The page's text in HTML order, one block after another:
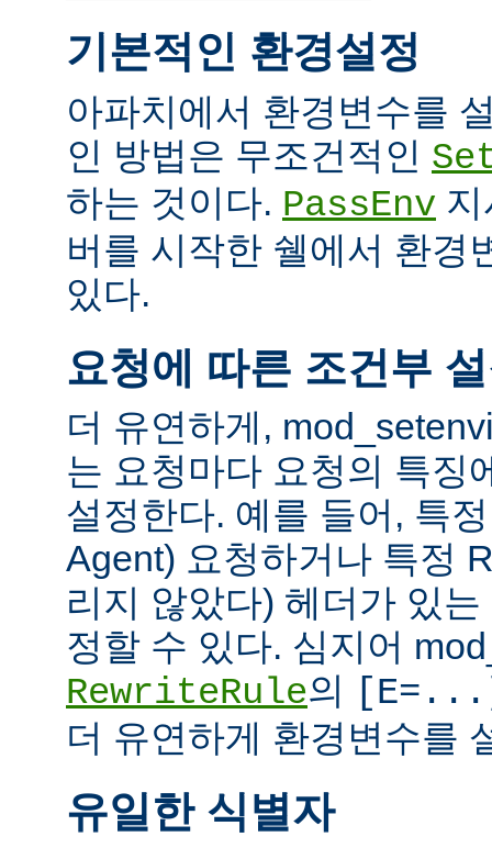
기본적인 환경설정
아파치에서 환경변수를
인 방법은 무조건적인
하는 것이다. PassEnv
버를 시작한 쉘에서 환경
있다.
요청에 따른 조건부
더 유연하게,
는 요청마다 요청의 특징
설정한다. 예를 들어, 특
Agent) 요청하거나 특정
리지 않았다) 헤더가 있
정할 수 있다. 심지어
RewriteRule의
더 유연하게 환경변수를
유일한 식별자